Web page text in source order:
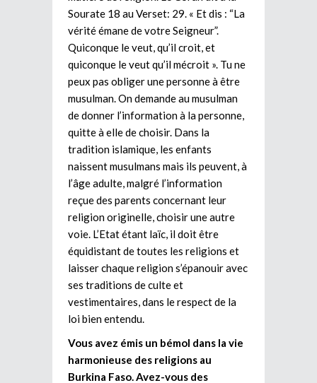
Sourate 18 au Verset: 29. « Et dis : “La
vérité émane de votre Seigneur”.
Quiconque le veut, qu’il croit, et
quiconque le veut qu’il mécroit ». Tu ne
peux pas obliger une personne à être
musulman. On demande au musulman
de donner l’information à la personne,
quitte à elle de choisir. Dans la
tradition islamique, les enfants
naissent musulmans mais ils peuvent, à
l’âge adulte, malgré l’information
reçue des parents concernant leur
religion originelle, choisir une autre
voie. L’Etat étant laïc, il doit être
équidistant de toutes les religions et
laisser chaque religion s’épanouir avec
ses traditions de culte et
vestimentaires, dans le respect de la
loi bien entendu.
Vous avez émis un bémol dans la vie
harmonieuse des religions au
Burkina Faso. Avez-vous des